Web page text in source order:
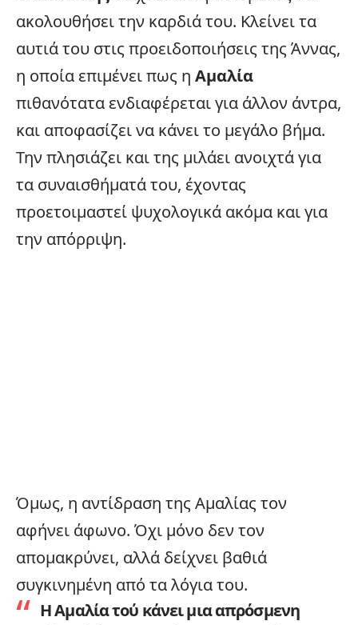
ακολουθήσει την καρδιά του. Κλείνει τα
αυτιά του στις προειδοποιήσεις της Άννας,
η οποία επιμένει πως η Αμαλία
πιθανότατα ενδιαφέρεται για άλλον άντρα,
και αποφασίζει να κάνει το μεγάλο βήμα.
Την πλησιάζει και της μιλάει ανοιχτά για
τα συναισθήματά του, έχοντας
προετοιμαστεί ψυχολογικά ακόμα και για
την απόρριψη.
Όμως, η αντίδραση της Αμαλίας τον
αφήνει άφωνο. Όχι μόνο δεν τον
απομακρύνει, αλλά δείχνει βαθιά
συγκινημένη από τα λόγια του.
Η Αμαλία τού κάνει μια απρόσμενη